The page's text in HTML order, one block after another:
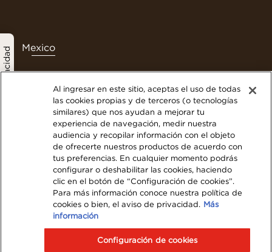
política de privacidad Mexico
Contáctanos
Términos y Condiciones
Politica de privacidad
Nuestra Política de Cookies
Mapa del Sitio Web
Visita Nestlé Professional
© 2023 Nestlé
Al ingresar en este sitio, aceptas el uso de todas
las cookies propias y de terceros (o tecnologías
similares) que nos ayudan a mejorar tu
experiencia de navegación, medir nuestra
audiencia y recopilar información con el objeto
de ofrecerte nuestros productos de acuerdo con
tus preferencias. En cualquier momento podrás
configurar o deshabilitar las cookies, haciendo
clic en el botón de “Configuración de cookies”.
Para más información conoce nuestra política de
cookies o bien, el aviso de privacidad. Más
información
Configuración de cookies